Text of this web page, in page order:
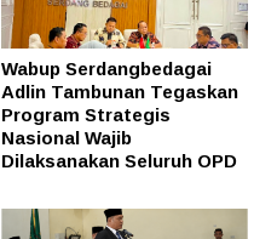
Wabup Serdangbedagai
Adlin Tambunan Tegaskan
Program Strategis
Nasional Wajib
Dilaksanakan Seluruh OPD